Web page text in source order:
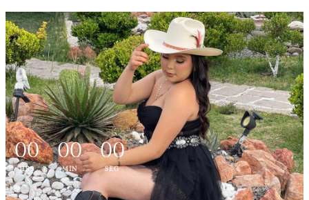
00
HRS
00
MIN
00
SEG